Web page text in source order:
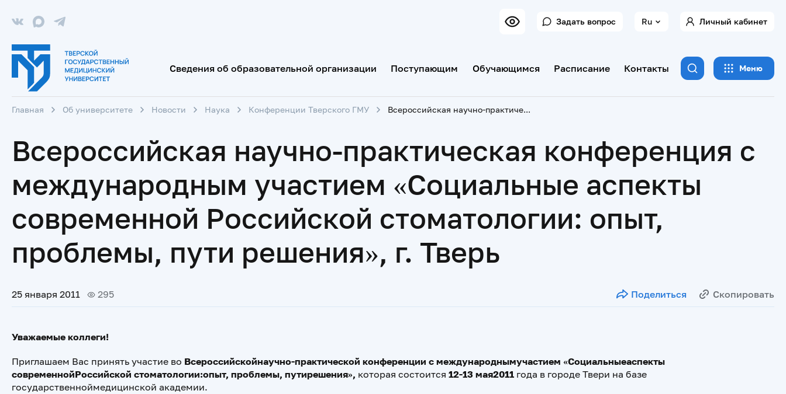
Задать вопрос Ru Личный кабинет
Сведения об образовательной организации Поступающим Обучающимся Расписание Контакты Меню
Главная Об университете Новости Наука Конференции Тверского ГМУ Всероссийская научно-практическая конференция с международным участием «Социальные аспекты современной Российской стоматологии: опыт, проблемы, пути решения», г. Тверь
Всероссийская научно-практическая конференция с
международным участием «Социальные аспекты
современной Российской стоматологии: опыт,
проблемы, пути решения», г. Тверь
25 января 2011 295 Поделиться Скопировать
Уважаемые коллеги!
Приглашаем Вас принять участие во Всероссийскойнаучно-практической конференции с международнымучастием «Социальныеаспекты
современнойРоссийской стоматологии:опыт, проблемы, путирешения», которая состоится 12-13 мая2011 года в городе Твери на базе
государственноймедицинской академии.